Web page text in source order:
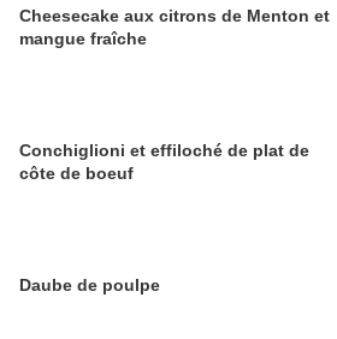
Cheesecake aux citrons de Menton et
mangue fraîche
Conchiglioni et effiloché de plat de
côte de boeuf
Daube de poulpe